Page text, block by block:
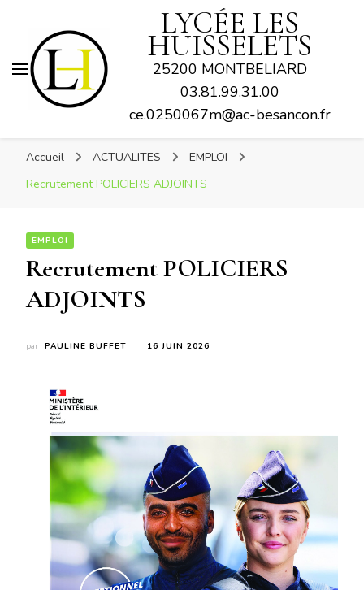
LYCÉE LES
HUISSELETS
25200 MONTBELIARD
03.81.99.31.00
ce.0250067m@ac-besancon.fr
Accueil ACTUALITES
EMPLOI
Recrutement POLICIERS ADJOINTS
EMPLOI
Recrutement POLICIERS
ADJOINTS
par PAULINE BUFFET 16 JUIN 2026